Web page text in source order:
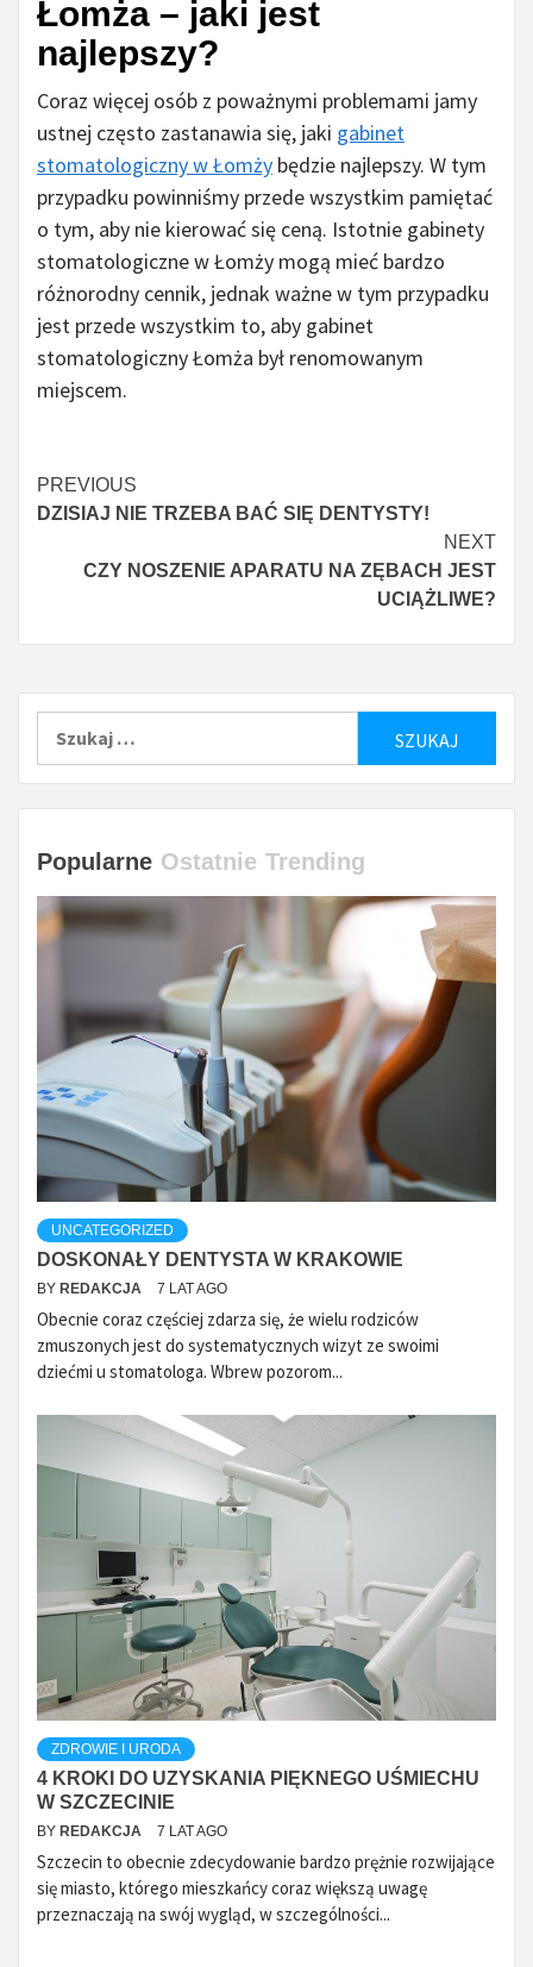
Łomża – jaki jest
najlepszy?
Coraz więcej osób z poważnymi problemami jamy
ustnej często zastanawia się, jaki gabinet
stomatologiczny w Łomży będzie najlepszy. W tym
przypadku powinniśmy przede wszystkim pamiętać
o tym, aby nie kierować się ceną. Istotnie gabinety
stomatologiczne w Łomży mogą mieć bardzo
różnorodny cennik, jednak ważne w tym przypadku
jest przede wszystkim to, aby gabinet
stomatologiczny Łomża był renomowanym
miejscem.
Czytaj
więcej
PREVIOUS
DZISIAJ NIE TRZEBA BAĆ SIĘ DENTYSTY!
NEXT
CZY NOSZENIE APARATU NA ZĘBACH JEST
UCIĄŻLIWE?
Popularne Ostatnie Trending
UNCATEGORIZED
DOSKONAŁY DENTYSTA W KRAKOWIE
BY REDAKCJA 7 LAT AGO
Obecnie coraz częściej zdarza się, że wielu rodziców
zmuszonych jest do systematycznych wizyt ze swoimi
dziećmi u stomatologa. Wbrew pozorom...
ZDROWIE I URODA
4 KROKI DO UZYSKANIA PIĘKNEGO UŚMIECHU
W SZCZECINIE
BY REDAKCJA 7 LAT AGO
Szczecin to obecnie zdecydowanie bardzo prężnie rozwijające
się miasto, którego mieszkańcy coraz większą uwagę
przeznaczają na swój wygląd, w szczególności...